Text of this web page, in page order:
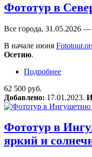
Фототур в
Все города, 31.05.2026
В начале июня
Осетию.
Подробнее
62 500 руб.
Добавлено: 17.01.2023.
Фототур в
яркий и